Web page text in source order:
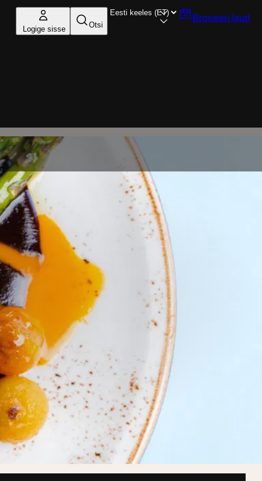
Logige sisse Otsi
Broneeri laud